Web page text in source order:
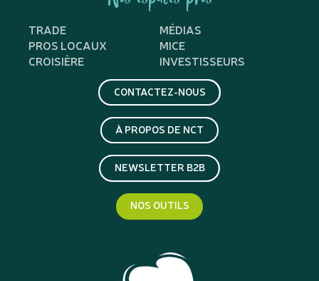
TRADE
MÉDIAS
PROS LOCAUX
MICE
CROISIÈRE
INVESTISSEURS
CONTACTEZ-NOUS
À PROPOS DE NCT
NEWSLETTER B2B
NOS OUTILS